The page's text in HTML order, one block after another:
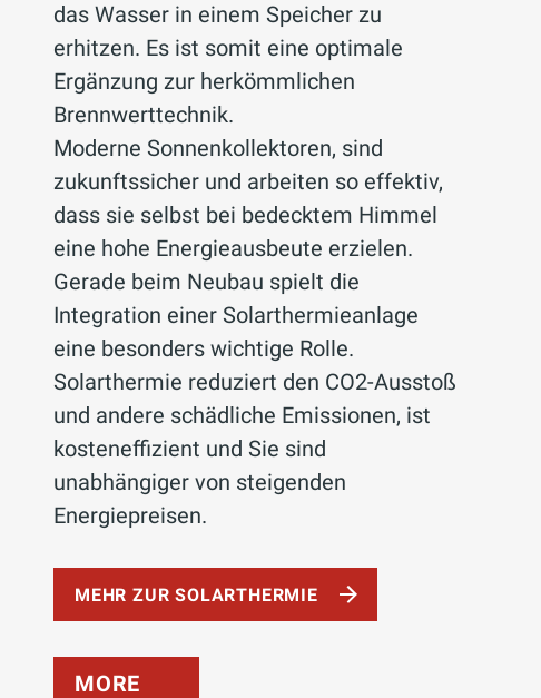
das Wasser in einem Speicher zu
erhitzen. Es ist somit eine optimale
Ergänzung zur herkömmlichen
Brennwerttechnik.
Moderne Sonnenkollektoren, sind
zukunftssicher und arbeiten so effektiv,
dass sie selbst bei bedecktem Himmel
eine hohe Energieausbeute erzielen.
Gerade beim Neubau spielt die
Integration einer Solarthermieanlage
eine besonders wichtige Rolle.
Solarthermie reduziert den CO2-Ausstoß
und andere schädliche Emissionen, ist
kosteneffizient und Sie sind
unabhängiger von steigenden
Energiepreisen.
MEHR ZUR SOLARTHERMIE
MORE